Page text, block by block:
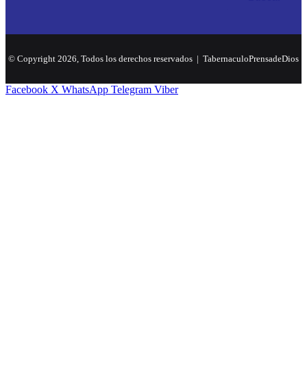
© Copyright 2026, Todos los derechos reservados | TabernaculoPrensadeDios
Facebook X WhatsApp Telegram Viber